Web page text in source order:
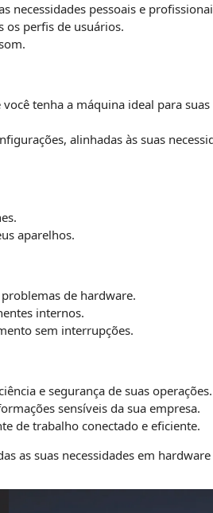
necessidades pessoais e
os perfis de usuários.
tenha a máquina ideal para suas
alinhadas às suas
aparelhos.
de hardware.
internos.
sem interrupções.
e segurança de suas operações.
sensíveis da sua empresa.
de trabalho conectado e eficiente.
as suas necessidades em